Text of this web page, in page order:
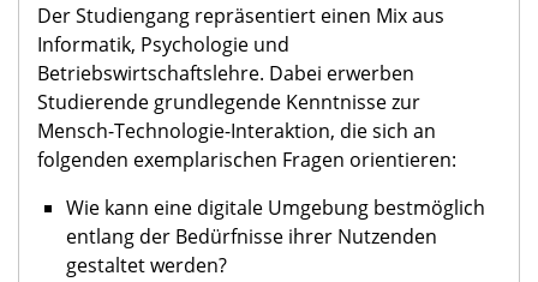
Der Studiengang repräsentiert einen Mix aus
Informatik, Psychologie und
Betriebswirtschaftslehre. Dabei erwerben
Studierende grundlegende Kenntnisse zur
Mensch-Technologie-Interaktion, die sich an
folgenden exemplarischen Fragen orientieren:
Wie kann eine digitale Umgebung bestmöglich
entlang der Bedürfnisse ihrer Nutzenden
gestaltet werden?